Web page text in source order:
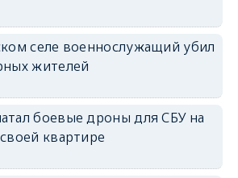
селе военнослужащий убил
жителей
боевые дроны для СБУ на
квартире